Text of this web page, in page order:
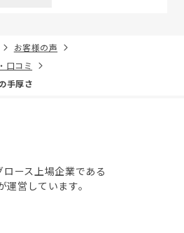
お客様の声
口コミ
手厚さ
ロース上場企業である
営しています。